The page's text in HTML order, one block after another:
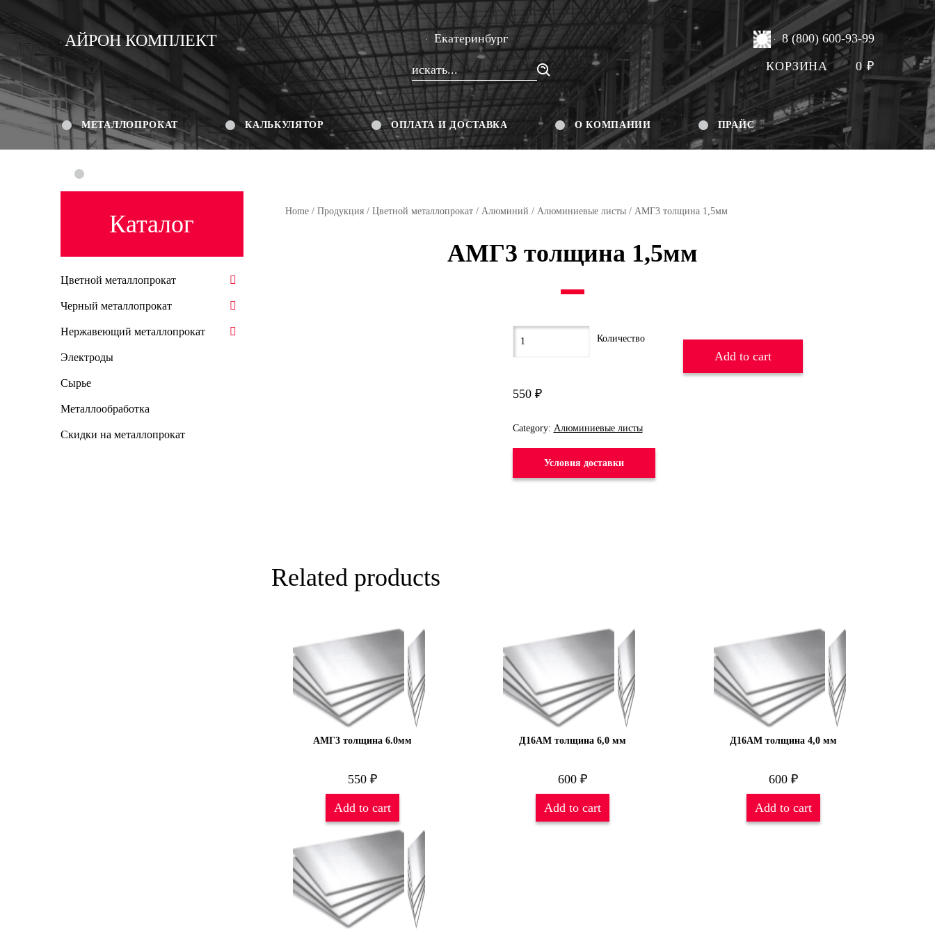
АЙРОН КОМПЛЕКТ Екатеринбург 8 (800) 600-93-99
КОРЗИНА 0₽
МЕТАЛЛОПРОКАТ КАЛЬКУЛЯТОР ОПЛАТА И ДОСТАВКА О КОМПАНИИ ПРАЙС
Home/ Продукция/ Цветной металлопрокат/ Алюминий / Алюминиевые листы/ АМГ3 толщина 1,5мм
АМГ3 толщина 1,5мм
550 ₽
Add to cart
Category: Алюминиевые листы
Условия доставки
Related products
АМГ3 толщина 6.0мм
550 ₽
Add to cart
Д16АМ толщина 6,0 мм
600₽
Add to cart
Д16АМ толщина 4,0 мм
600 ₽
Add to cart
Каталог
Цветной металлопрокат
Черный металлопрокат
Нержавеющий металлопрокат
Электроды
Сырье
Металлообработка
Скидки на металлопрокат